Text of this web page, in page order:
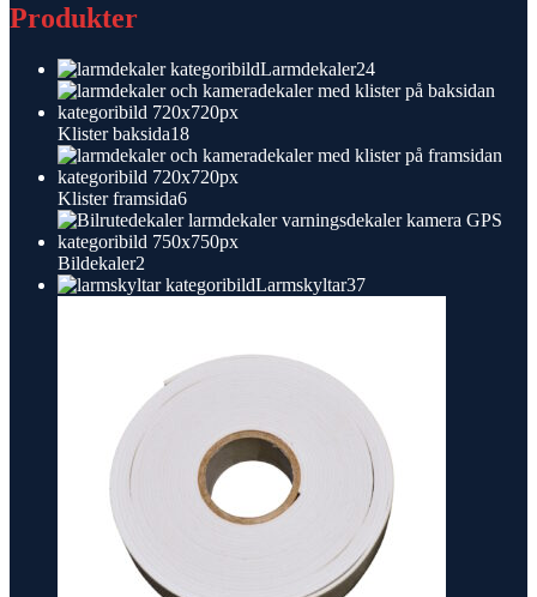
Produkter
Larmdekaler2424
produkter
Klister baksida1818
produkter
Klister framsida66
produkter
Bildekaler2
produkter
Larmskyltar3737